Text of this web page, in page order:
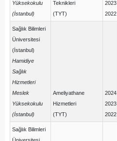
Yüksekokulu
(İstanbul)
Teknikleri
(TYT)
2023
2022
Sağlık Bilimleri
Üniversitesi
(İstanbul)
Hamidiye
Sağlık
Hizmetleri
Meslek
Yüksekokulu
(İstanbul)
Ameliyathane
Hizmetleri
(TYT)
2024
2023
2022
Sağlık Bilimleri